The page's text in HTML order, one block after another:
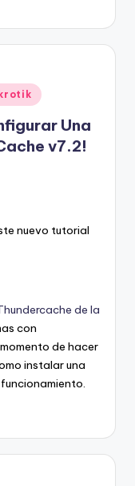
Una
v7.2!
nuevo tutorial
de la
con
de hacer
instalar una